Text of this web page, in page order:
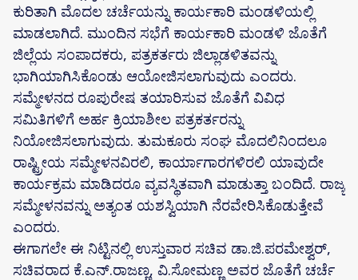
ಕುರಿತಾಗಿ ಮೊದಲ ಚರ್ಚೆಯನ್ನು ಕಾರ್ಯಕಾರಿ ಮಂಡಳಿಯಲ್ಲಿ
ಮಾಡಲಾಗಿದೆ. ಮುಂದಿನ ಸಭೆಗೆ ಕಾರ್ಯಕಾರಿ ಮಂಡಳಿ ಜೊತೆಗೆ
ಜಿಲ್ಲೆಯ ಸಂಪಾದಕರು, ಪತ್ರಕರ್ತರು ಜಿಲ್ಲಾಡಳಿತವನ್ನು
ಭಾಗಿಯಾಗಿಸಿಕೊಂಡು ಆಯೋಜಿಸಲಾಗುವುದು ಎಂದರು.
ಸಮ್ಮೇಳನದ ರೂಪುರೇಷ ತಯಾರಿಸುವ ಜೊತೆಗೆ ವಿವಿಧ
ಸಮಿತಿಗಳಿಗೆ ಅರ್ಹ ಕ್ರಿಯಾಶೀಲ ಪತ್ರಕರ್ತರನ್ನು
ನಿಯೋಜಿಸಲಾಗುವುದು. ತುಮಕೂರು ಸಂಘ ಮೊದಲಿನಿಂದಲೂ
ರಾಷ್ಟ್ರೀಯ ಸಮ್ಮೇಳನವಿರಲಿ, ಕಾರ್ಯಾಗಾರಗಳಿರಲಿ ಯಾವುದೇ
ಕಾರ್ಯಕ್ರಮ ಮಾಡಿದರೂ ವ್ಯವಸ್ಥಿತವಾಗಿ ಮಾಡುತ್ತಾ ಬಂದಿದೆ. ರಾಜ್ಯ
ಸಮ್ಮೇಳನವನ್ನು ಅತ್ಯಂತ ಯಶಸ್ವಿಯಾಗಿ ನೆರವೇರಿಸಿಕೊಡುತ್ತೇವೆ
ಎಂದರು.
ಈಗಾಗಲೇ ಈ ನಿಟ್ಟಿನಲ್ಲಿ ಉಸ್ತುವಾರ ಸಚಿವ ಡಾ.ಜಿ.ಪರಮೇಶ್ವರ್,
ಸಚಿವರಾದ ಕೆ.ಎನ್.ರಾಜಣ್ಣ, ವಿ.ಸೋಮಣ್ಣ ಅವರ ಜೊತೆಗೆ ಚರ್ಚೆ